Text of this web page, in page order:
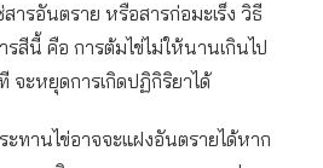
สารอันตราย หรือสารก่อมะเร็ง วิธี
รสีนี้ คือ การต้มไข่ไม่ให้นานเกินไป
จะหยุดการเกิดปฏิกิริยาได้
ะทานไข่อาจจะแฝงอันตรายได้หาก